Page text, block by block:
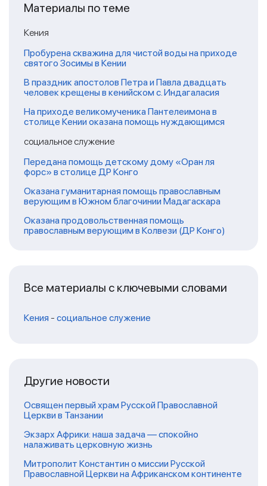
Материалы по теме
Кения
Пробурена скважина для чистой воды на приходе
святого Зосимы в Кении
В праздник апостолов Петра и Павла двадцать
человек крещены в кенийском с. Индагаласия
На приходе великомученика Пантелеимона в
столице Кении оказана помощь нуждающимся
социальное служение
Передана помощь детскому дому «Оран ля
форс» в столице ДР Конго
Оказана гуманитарная помощь православным
верующим в Южном благочинии Мадагаскара
Оказана продовольственная помощь
православным верующим в Колвези (ДР Конго)
Все материалы с ключевыми словами
Кения - социальное служение
Другие новости
Освящен первый храм Русской Православной
Церкви в Танзании
Экзарх Африки: наша задача — спокойно
налаживать церковную жизнь
Митрополит Константин о миссии Русской
Православной Церкви на Африканском континенте